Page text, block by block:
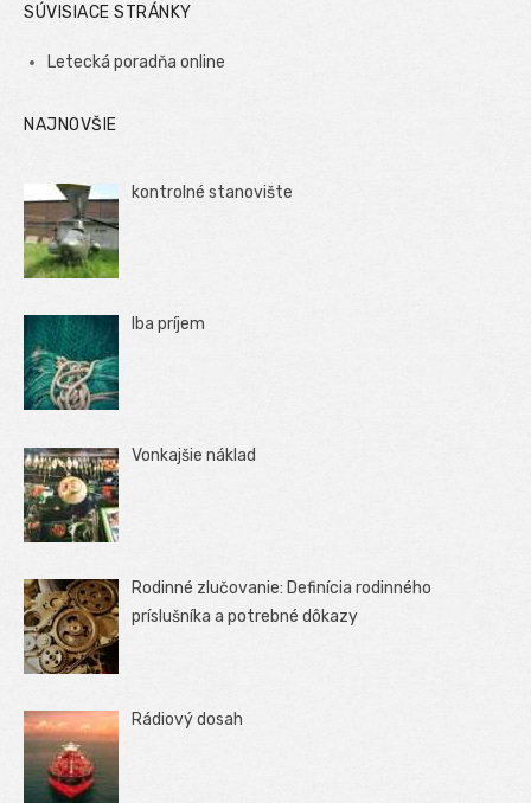
SÚVISIACE STRÁNKY
Letecká poradňa online
NAJNOVŠIE
kontrolné stanovište
Iba príjem
Vonkajšie náklad
Rodinné zlučovanie: Definícia rodinného
príslušníka a potrebné dôkazy
Rádiový dosah